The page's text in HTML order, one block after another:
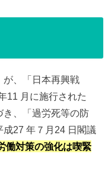
が、「日本再興戦
11 月に施行された
き、「過労死等の防
27 年７月24 日閣議
働対策の強化は喫緊